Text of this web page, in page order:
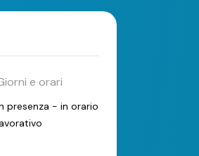
e orari
presenza - in orario